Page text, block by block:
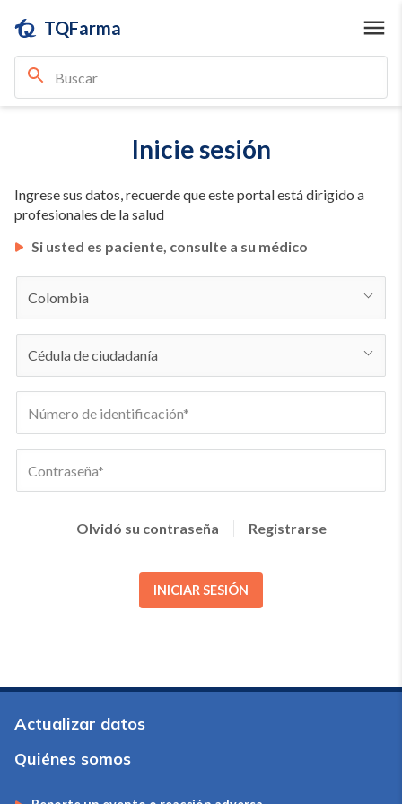
TQFarma
Inicie sesión
Ingrese sus datos, recuerde que este portal está dirigido a
profesionales de la salud
Si usted es paciente, consulte a su médico
Olvidó su contraseña Registrarse
INICIAR SESIÓN
Actualizar datos
Quiénes somos